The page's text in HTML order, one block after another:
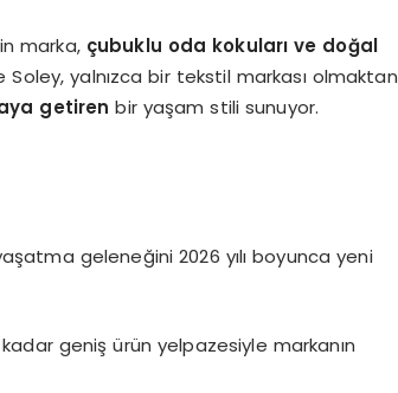
marka, çubuklu oda kokuları ve doğal
Soley, yalnızca bir tekstil markası olmaktan
getiren bir yaşam stili sunuyor.
geleneğini 2026 yılı boyunca yeni
geniş ürün yelpazesiyle markanın